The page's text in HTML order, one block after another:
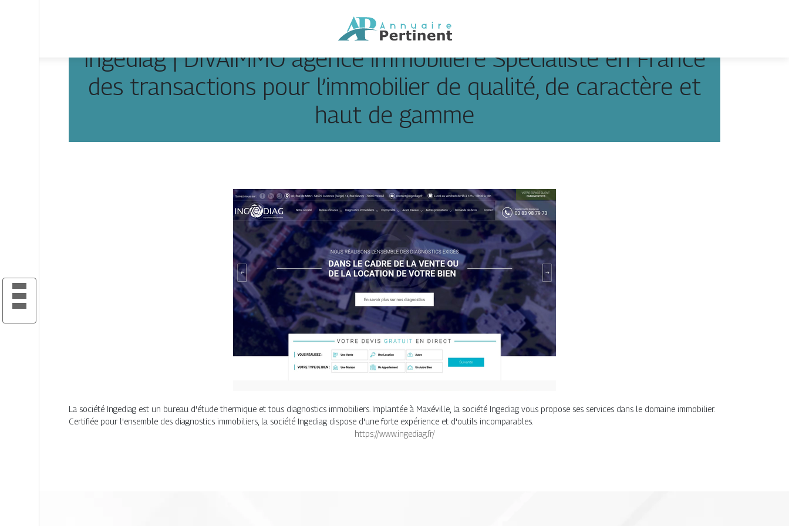
Ingediag | DIVAIMMO agence immobiliere Spécialiste en France
des tran­sactions pour l’immobilier de qualité, de caractère et
haut de gamme
La société Ingediag est un bureau d'étude thermique et tous diagnostics immobiliers. Implantée à Maxéville, la société Ingediag vous propose ses services dans le domaine immobilier.
Certifiée pour l'ensemble des diagnostics immobiliers, la société Ingediag dispose d'une forte expérience et d'outils incomparables.
https://www.ingediag.fr/